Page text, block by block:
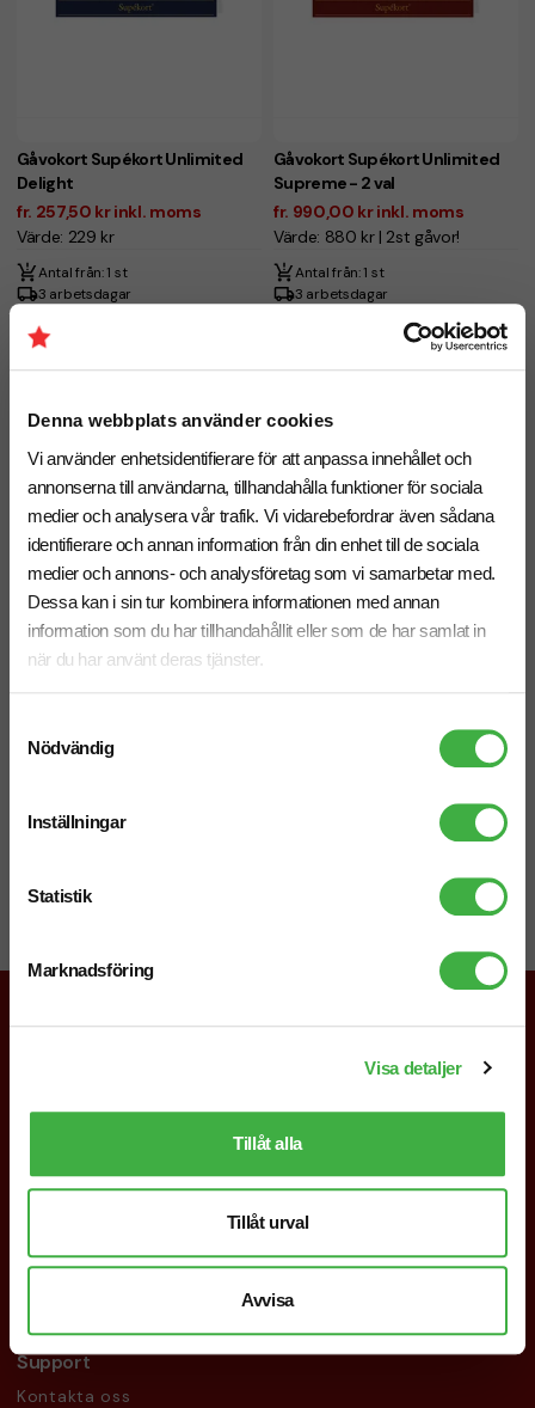
Denna webbplats använder cookies
Vi använder enhetsidentifierare för att anpassa innehållet och
annonserna till användarna, tillhandahålla funktioner för sociala
medier och analysera vår trafik. Vi vidarebefordrar även sådana
identifierare och annan information från din enhet till de sociala
medier och annons- och analysföretag som vi samarbetar med.
Dessa kan i sin tur kombinera informationen med annan
information som du har tillhandahållit eller som de har samlat in
när du har använt deras tjänster.
Nödvändig
Inställningar
Statistik
Marknadsföring
Visa detaljer
Tillåt alla
Tillåt urval
Avvisa
Gåvokort Supékort Unlimited
Delight
fr. 257,50 kr inkl. moms
Värde: 229 kr
Antal från: 1 st
3 arbetsdagar
Gåvokort Supékort Unlimited
Supreme - 2 val
fr. 990,00 kr inkl. moms
Värde: 880 kr | 2st gåvor!
Antal från: 1 st
3 arbetsdagar
Vi hjälper dig gärna!
Telefon: 019-760 65 00
Mån-fre 08.30 - 17.00
info@brandnewprofile.com
Starta en chatt i högra hörnet så svarar vi dig direkt!
info@brandnewprofile.com
Följ oss
Instagram
Support
Kontakta oss